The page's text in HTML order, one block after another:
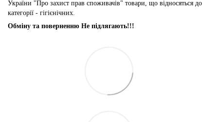
України "Про захист прав споживачів" товари, що відносяться до
категорії - гігієнічних.
Обміну та поверненню Не підлягають!!!